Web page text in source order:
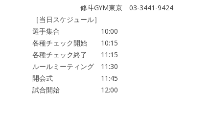
修斗GYM東京 03-3441-9424
［当日スケジュール］
選手集合 10:00
各種チェック開始 10:15
各種チェック終了 11:15
ルールミーティング 11:30
開会式 11:45
試合開始 12:00